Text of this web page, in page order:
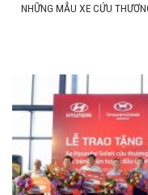
NHỮNG MẪU XE CỨU